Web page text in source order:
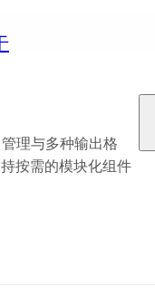
理与多种输出格
按需的模块化组件